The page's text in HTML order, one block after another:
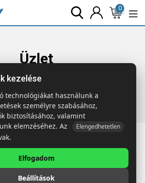
0
Üzlet
Wellness & Ápolás
Füstérzékelő
Étkezés & Ivás
Wellness & Ápolás
kezelése
technológiákat használunk a
személyre szabásához,
biztosításához, valamint
elemzéséhez. Az
Elengedhetetlen
Elfogadom
Beállítások